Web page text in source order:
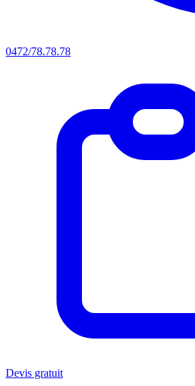
0472/78.78.78
Devis gratuit